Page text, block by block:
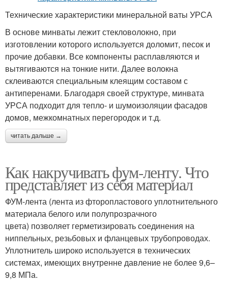
Технические характеристики минеральной ваты УРСА
В основе минваты лежит стекловолокно, при
изготовлении которого используется доломит, песок и
прочие добавки. Все компоненты расплавляются и
вытягиваются на тонкие нити. Далее волокна
склеиваются специальным клеящим составом с
антиперенами. Благодаря своей структуре, минвата
УРСА подходит для тепло- и шумоизоляции фасадов
домов, межкомнатных перегородок и т.д.
читать дальше →
Как накручивать фум-ленту. Что
представляет из себя материал
ФУМ-лента (лента из фторопластового уплотнительного
материала белого или полупрозрачного
цвета) позволяет герметизировать соединения на
ниппельных, резьбовых и фланцевых трубопроводах.
Уплотнитель широко используется в технических
системах, имеющих внутренне давление не более 9,6–
9,8 МПа.